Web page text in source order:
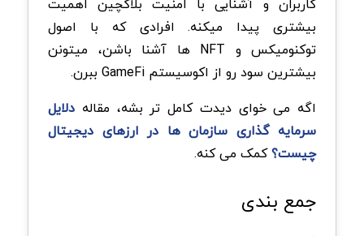
بیشتری پیدا میکنه. افرادی که با اصول
توکنومیکس و NFT ها آشنا باشن، میتونن
بیشترین سود رو از اکوسیستم GameFi ببرن.
اگه می خوای دیدت کامل تر بشه، مقاله دلایل
سرمایه گذاری سازمان ها در ارزهای دیجیتال
چیست؟کمک می کنه.
جمع بندی